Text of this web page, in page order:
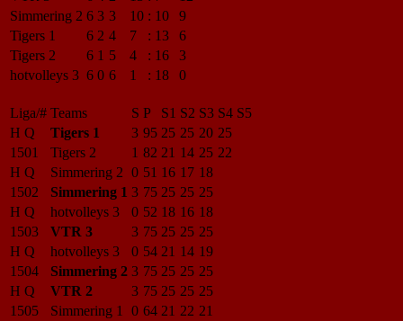
Simmering 2 6 3 3 10 : 10
9
Tigers 1
6 2 4 7 : 13
6
Tigers 2
6 1 5 4 : 16
3
hotvolleys 3 6 0 6 1 : 18 0
Liga/# Teams S P S1 S2 S3 S4 S5
H Q
Tigers 1 3 95 25 25 20 25
1501
Tigers 2 1 82 21 14 25 22
H Q
Simmering 2 0 51 16 17 18
1502
Simmering 1 3 75 25 25 25
H Q
hotvolleys 3 0 52 18 16 18
1503
VTR 3 3 75 25 25 25
H Q
hotvolleys 3 0 54 21 14 19
1504
Simmering 2 3 75 25 25 25
H Q
VTR 2 3 75 25 25 25
1505
Simmering 1 0 64 21 22 21